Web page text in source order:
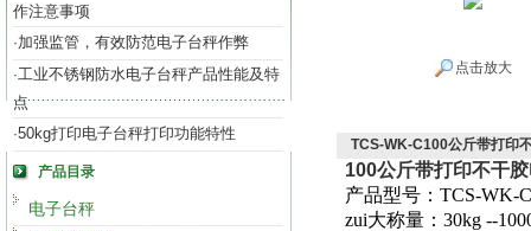
作注意事项
·加强监管，有效防范电子台秤作弊
·工业不锈钢防水电子台秤产品性能及特
点
·50kg打印电子台秤打印功能特性
产品目录
电子台秤
点击放大
TCS-WK-C100公斤带打印
100公斤带打印不干
产品型号：TCS-WK-C
zui大称量：30kg --